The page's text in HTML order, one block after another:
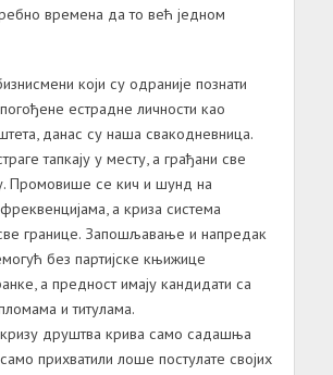
времена да то већ једном
који су одраније познати
естрадне личности као
данас су наша свакодневница.
тапкају у месту, а грађани све
Промовише се кич и шунд на
а криза система
границе. Запошљавање и напредак
без партијске књижице
а предност имају кандидати са
и титулама.
кризу друштва крива само садашња
прихватили лоше постулате својих